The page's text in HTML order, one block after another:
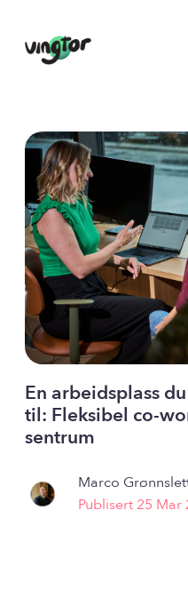
En arbeidsplass
til: Fleksibel co-
sentrum
Marco
Publisert 25 Mar